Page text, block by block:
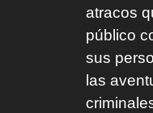
atracos
público
sus
las